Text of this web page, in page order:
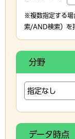
※複数指定する場
索/AND検索）を
分野
データ時点